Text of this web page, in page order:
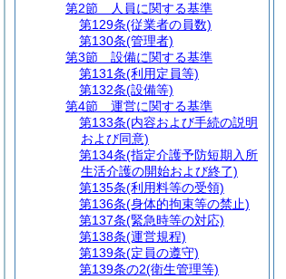
第2節
人員に関する基準
第129条(従業者の員数)
第130条(管理者)
第3節
設備に関する基準
第131条(利用定員等)
第132条(設備等)
第4節
運営に関する基準
第133条(内容および手続の説明
および同意)
第134条(指定介護予防短期入所
生活介護の開始および終了)
第135条(利用料等の受領)
第136条(身体的拘束等の禁止)
第137条(緊急時等の対応)
第138条(運営規程)
第139条(定員の遵守)
第139条の2(衛生管理等)